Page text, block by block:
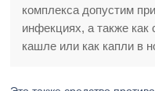
комплекса допустим
инфекциях, а также как
кашле или как капли в